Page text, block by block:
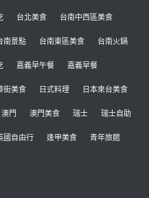
台北美食 台南中西區美食
南景點 台南東區美食 台南火鍋
嘉義早午餐 嘉義早餐
街美食 日式料理 日本來台美食
澳門 澳門美食 瑞士 瑞士自助
國自由行 逢甲美食 青年旅館